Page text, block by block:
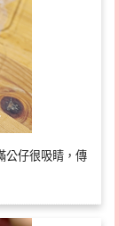
公仔很吸睛，傳